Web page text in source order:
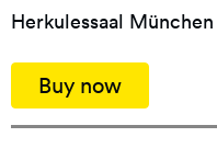
Herkulessaal München
Buy now